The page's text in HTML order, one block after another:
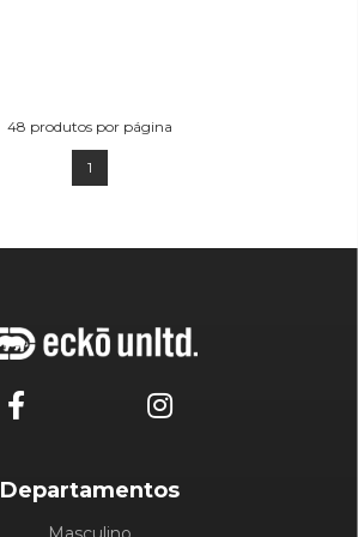
48 produtos por página
1
Departamentos